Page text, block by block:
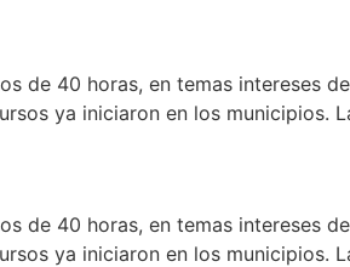
de 40 horas, en temas intereses
ya iniciaron en los municipios.
de 40 horas, en temas intereses
ya iniciaron en los municipios.